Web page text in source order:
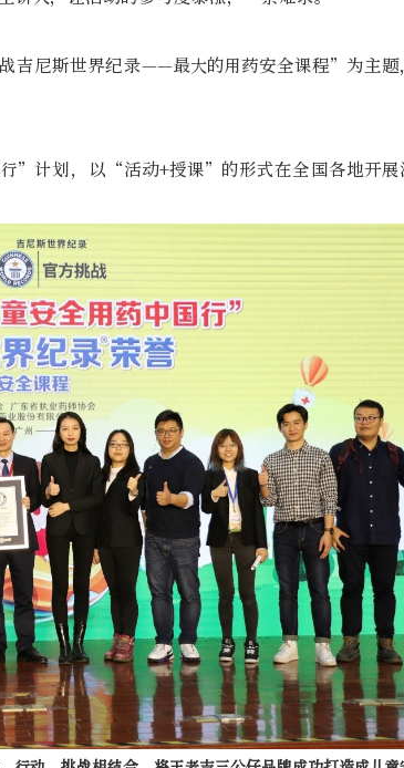
尼斯世界纪录——最大的用药安全课程”为主题
计划，以“活动+授课”的形式在全国各地开展